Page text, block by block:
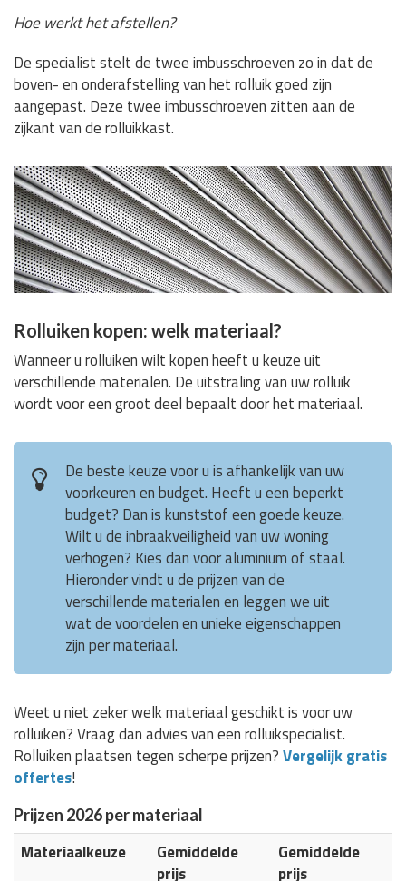
Hoe werkt het afstellen?
De specialist stelt de twee imbusschroeven zo in dat de
boven- en onderafstelling van het rolluik goed zijn
aangepast. Deze twee imbusschroeven zitten aan de
zijkant van de rolluikkast.
Rolluiken kopen: welk materiaal?
Wanneer u rolluiken wilt kopen heeft u keuze uit
verschillende materialen. De uitstraling van uw rolluik
wordt voor een groot deel bepaalt door het materiaal.
De beste keuze voor u is afhankelijk van uw
voorkeuren en budget. Heeft u een beperkt
budget? Dan is kunststof een goede keuze.
Wilt u de inbraakveiligheid van uw woning
verhogen? Kies dan voor aluminium of staal.
Hieronder vindt u de prijzen van de
verschillende materialen en leggen we uit
wat de voordelen en unieke eigenschappen
zijn per materiaal.
Weet u niet zeker welk materiaal geschikt is voor uw
rolluiken? Vraag dan advies van een rolluikspecialist.
Rolluiken plaatsen tegen scherpe prijzen?Vergelijk gratis
offertes!
Prijzen 2026 per materiaal
Materiaalkeuze
Gemiddelde
prijs
Gemiddelde
prijs